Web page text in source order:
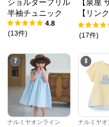
ショルダーフリル
半袖チュニック
4.8
(13件)
【泉屋
【リン
ンフラ
トワンピ
(17件)
7
ナルミヤオンライン
8
ナルミヤオ
ナルミヤ
公式
※外部サイ